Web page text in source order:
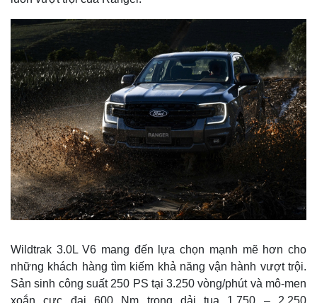
Wildtrak 3.0L V6 mang đến lựa chọn mạnh mẽ hơn cho
những khách hàng tìm kiếm khả năng vận hành vượt trội.
Sản sinh công suất 250 PS tại 3.250 vòng/phút và mô-men